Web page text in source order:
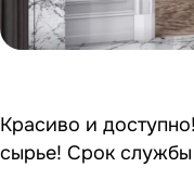
Красиво и
сырье! Срок службы